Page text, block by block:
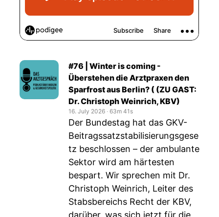
#76 | Winter is coming -
Überstehen die Arztpraxen den
Sparfrost aus Berlin? ( (ZU GAST:
Dr. Christoph Weinrich, KBV)
16. July 2026 ‧ 63m 41s
Der Bundestag hat das GKV-
Beitragssatzstabilisierungsgese
tz beschlossen – der ambulante
Sektor wird am härtesten
bespart. Wir sprechen mit Dr.
Christoph Weinrich, Leiter des
Stabsbereichs Recht der KBV,
darüber, was sich jetzt für die